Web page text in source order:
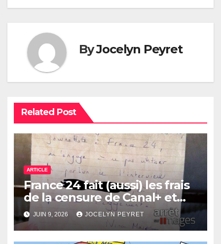
ByJocelyn Peyret
Related Post
ARTICLE
France 24 fait (aussi) les frais
de la censure de Canal+ et
Bolloré
JUIN 9, 2026 JOCELYN PEYRET